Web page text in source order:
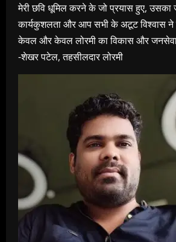
मेरी छवि धूमिल करने के जो प्रयास हुए, उसका
कार्यकुशलता और आप सभी के अटूट विश्वास ने
केवल और केवल लोरमी का विकास और
-शेखर पटेल, तहसीलदार लोरमी